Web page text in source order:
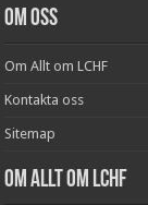
Om oss
Om Allt om LCHF
Kontakta oss
Sitemap
Om Allt om LCHF